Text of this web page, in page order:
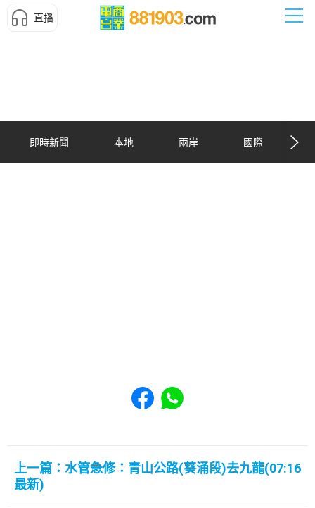
直播
即時新聞 本地 兩岸 國際
Share to Facebook
Share to WhatsApp
上一篇：水管急修：青山公路(葵涌段)去九龍(07:16
最新)